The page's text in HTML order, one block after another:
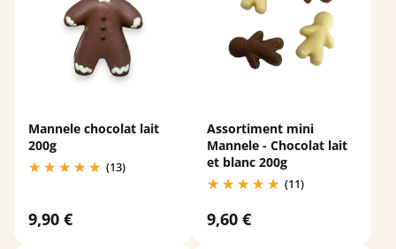
Mannele chocolat lait
200g
(13)
9,90 €
Assortiment mini
Mannele - Chocolat lait
et blanc 200g
(11)
9,60 €